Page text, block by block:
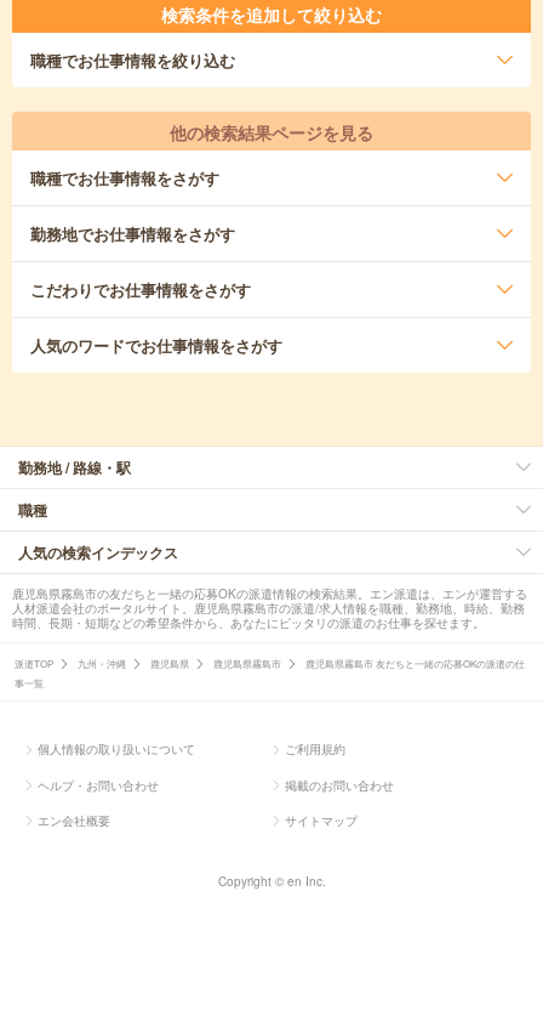
検索条件を追加して絞り込む
職種でお仕事情報を絞り込む
他の検索結果ページを見る
職種でお仕事情報をさがす
勤務地でお仕事情報をさがす
こだわりでお仕事情報をさがす
人気のワードでお仕事情報をさがす
勤務地 / 路線・駅
職種
人気の検索インデックス
鹿児島県霧島市の友だちと一緒の応募OKの派遣情報の検索結果。エン派遣は、エンが運営する
人材派遣会社のポータルサイト。鹿児島県霧島市の派遣/求人情報を職種、勤務地、時給、勤務
時間、長期・短期などの希望条件から、あなたにピッタリの派遣のお仕事を探せます。
派遣TOP 九州・沖縄 鹿児島県 鹿児島県霧島市
鹿児島県霧島市 友だちと一緒の応募OKの派遣の仕
事一覧
個人情報の取り扱いについて ご利用規約
ヘルプ・お問い合わせ 掲載のお問い合わせ
エン会社概要 サイトマップ
Copyright © en Inc.